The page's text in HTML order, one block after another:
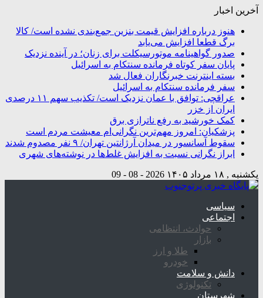
آخرین اخبار
هنوز درباره افزایش قیمت بنزین جمع‌بندی نشده است/ کالا
برگ قطعا افزایش می‌یابد
صدور گواهینامه موتورسیکلت برای زنان؛ در آینده نزدیک
پایان سفر کوتاه فرمانده سنتکام به اسرائیل
بسته اینترنت خبرنگاران فعال شد
سفر فرمانده سنتکام به اسرائیل
عراقچی: توافق با عمان نزدیک است/ تکذیب سهم ۱۱ درصدی
ایران از خزر
کمک خورشید به رفع ناترازی برق
پزشکیان: امروز مهم‌ترین نگرانی‌ام معیشت مردم است
سقوط آسانسور در میدان آرژانتین تهران/ ۹ نفر مصدوم شدند
ابراز نگرانی نسبت به افزایش غلط‌ها در نوشته‌های شهری
یکشنبه , ۱۸ مرداد ۱۴۰۵ 2026 - 08 - 09
سیاسی
اجتماعی
حوادث، انتظامی
بازار
طلا و ارز
خودرو
دانش و سلامت
تکنولوژی
شهرستان